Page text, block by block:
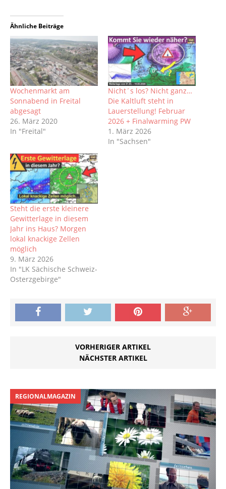
Ähnliche Beiträge
Wochenmarkt am
Sonnabend in Freital
abgesagt
26. März 2020
In "Freital"
Nicht´s los? Nicht ganz…
Die Kaltluft steht in
Lauerstellung! Februar
2026 + Finalwarming PW
1. März 2026
In "Sachsen"
Steht die erste kleinere
Gewitterlage in diesem
Jahr ins Haus? Morgen
lokal knackige Zellen
möglich
9. März 2026
In "LK Sächische Schweiz-
Osterzgebirge"
VORHERIGER ARTIKEL
NÄCHSTER ARTIKEL
REGIONALMAGAZIN